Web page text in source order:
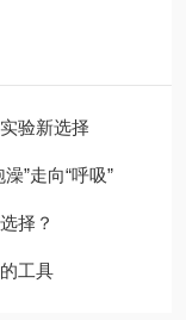
验新选择
”走向“呼吸”
择？
工具